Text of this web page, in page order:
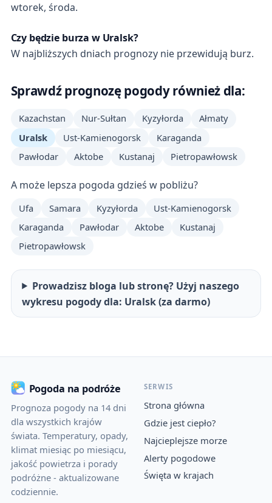
wtorek, środa.
Czy będzie burza w Uralsk?
W najbliższych dniach prognozy nie przewidują burz.
Sprawdź prognozę pogody również dla:
Kazachstan Nur-Sułtan Kyzyłorda
Ałmaty
Uralsk
Ust-Kamienogorsk
Karaganda
Pawłodar
Aktobe Kustanaj Pietropawłowsk
A może lepsza pogoda gdzieś w pobliżu?
Ufa Samara Kyzyłorda
Ust-Kamienogorsk
Karaganda
Pawłodar Aktobe
Kustanaj
Pietropawłowsk
Prowadzisz bloga lub stronę? Użyj naszego
wykresu pogody dla: Uralsk (za darmo)
Pogoda na podróże
Prognoza pogody na 14 dni
dla wszystkich krajów
świata. Temperatury, opady,
klimat miesiąc po miesiącu,
jakość powietrza i porady
podróżne - aktualizowane
codziennie.
SERWIS
Strona główna
Gdzie jest ciepło?
Najcieplejsze morze
Alerty pogodowe
Święta w krajach